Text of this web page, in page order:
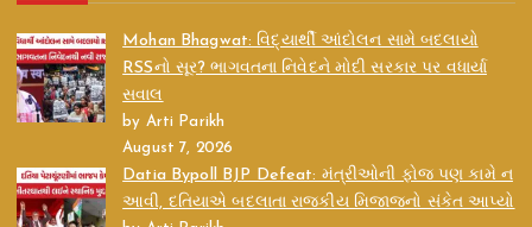
Mohan Bhagwat: વિદ્યાર્થી આંદોલન સામે બદલાયો
RSSનો સૂર? ભાગવતના નિવેદને મોદી સરકાર પર વધાર્યા
સવાલ
by Arti Parikh
August 7, 2026
Datia Bypoll BJP Defeat: મંત્રીઓની ફોજ પણ કામે ન
આવી, દતિયાએ બદલાતા રાજકીય મિજાજનો સંકેત આપ્યો